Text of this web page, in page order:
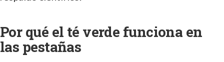
Por qué el té verde funciona en
las pestañas